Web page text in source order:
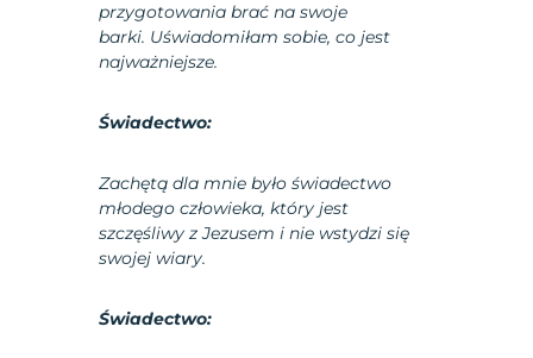
przygotowania brać na swoje
barki. Uświadomiłam sobie, co jest
najważniejsze.
Świadectwo:
Zachętą dla mnie było świadectwo
młodego człowieka, który jest
szczęśliwy z Jezusem i nie wstydzi się
swojej wiary.
Świadectwo: